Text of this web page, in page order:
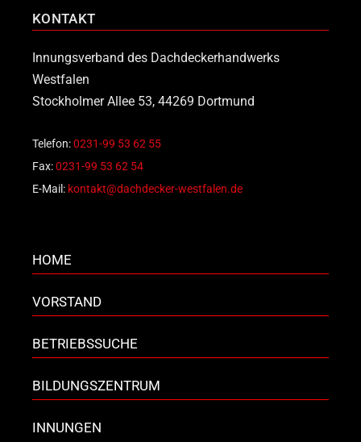
KONTAKT
Innungsverband des Dachdeckerhandwerks
Westfalen
Stockholmer Allee 53, 44269 Dortmund
Telefon:0231-99 53 62 55
Fax:0231-99 53 62 54
E-Mail: kontakt@dachdecker-westfalen.de
HOME
VORSTAND
BETRIEBSSUCHE
BILDUNGSZENTRUM
INNUNGEN